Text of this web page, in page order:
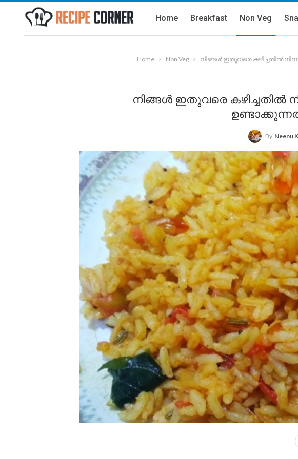
Home Breakfast Non Veg
Home Non Veg നിങ്ങൾ ഇതുവരെ കഴിച്ചതിൽ
നിങ്ങൾ ഇതുവരെ കഴിച്ചതിൽ
By Neenu